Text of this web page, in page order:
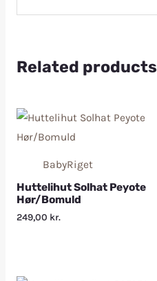
Related products
BabyRiget
Huttelihut Solhat Peyote
Hør/Bomuld
249,00 kr.